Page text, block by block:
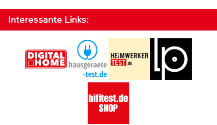
Interessante Links: